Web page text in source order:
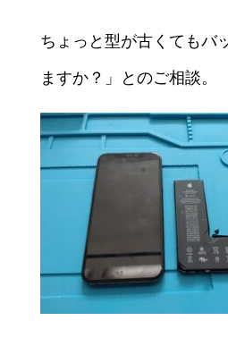
ちょっと型が古くてもバ
ますか？」とのご相談。